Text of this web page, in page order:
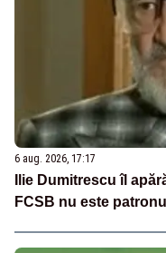
6 aug. 2026, 17:17
Ilie Dumitrescu îl
FCSB nu este